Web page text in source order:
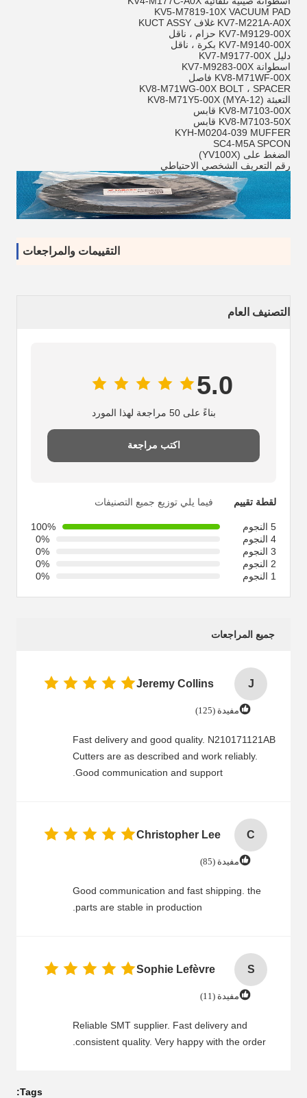
KV5-M7819-10X VACUUM PAD
KV7-M221A-A0X غلاف KUCT ASSY
KV7-M9129-00X حزام ، ناقل
KV7-M9140-00X بكرة ، ناقل
دليل KV7-M9177-00X
اسطوانة KV7-M9283-00X
KV8-M71WF-00X فاصل
KV8-M71WG-00X BOLT ، SPACER
التعبئة KV8-M71Y5-00X (MYA-12)
KV8-M7103-00X قابس
KV8-M7103-50X قابس
KYH-M0204-039 MUFFER
SC4-M5A SPCON
الضغط على (YV100X)
رقم التعريف الشخصي الاحتياطي
التقييمات والمراجعات
التصنيف العام
5.0
بناءً على 50 مراجعة لهذا المورد
اكتب مراجعة
لقطة تقييم فيما يلي توزيع جميع التصنيفات
5 النجوم
100%
4 النجوم
0%
3 النجوم
0%
2 النجوم
0%
1 النجوم
0%
جميع المراجعات
J
Jeremy Collins
مفيدة (125)
Fast delivery and good quality. N210171121AB
Cutters are as described and work reliably.
Good communication and support.
C
Christopher Lee
مفيدة (85)
Good communication and fast shipping. the
parts are stable in production.
S
Sophie Lefèvre
مفيدة (11)
Reliable SMT supplier. Fast delivery and
consistent quality. Very happy with the order.
Tags: